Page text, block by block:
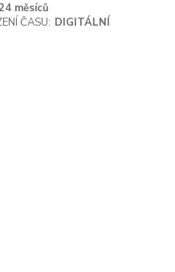
měsíců
ČASU: DIGITÁLNÍ